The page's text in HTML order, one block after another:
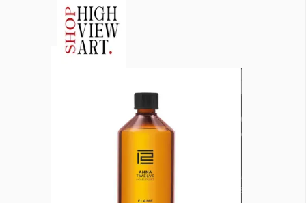
КАТЕГОРИИ
ползване
За нас
Реклама
Политика за
поверителност
ModerenDom